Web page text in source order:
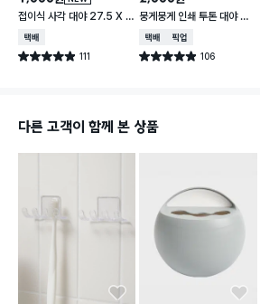
접이식 사각 대야 27.5 X 2
3 cm
택배배송
별점 4.9점 111
건 작성
뭉게뭉게 인쇄 투톤 대야 33
cm
택배배송매장픽업
별점 4.9점 106
건 작성
다른 고객이 함께 본 상품